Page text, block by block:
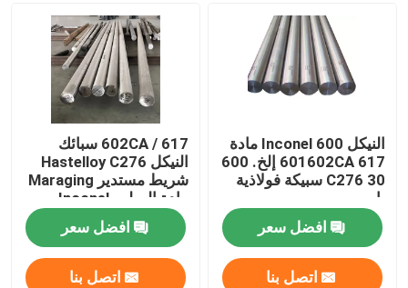
مفصلة حزام شديد التحمل
النيكل Inconel 600 مادة
601602CA 617 إلخ. 600
30 C276 سبيكة فولاذية
بار
افضل سعر
اتصل بنا
602CA / 617 سبائك
النيكل Hastelloy C276
شريط مستدير Maraging
مادة الصلب Inconel
600/601
افضل سعر
اتصل بنا